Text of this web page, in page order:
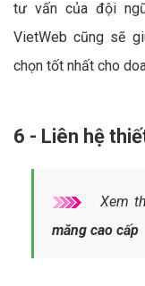
tư vấn của đội
VietWeb cũng sẽ
chọn tốt nhất cho
6 - Liên hệ
Xem
măng cao cấp